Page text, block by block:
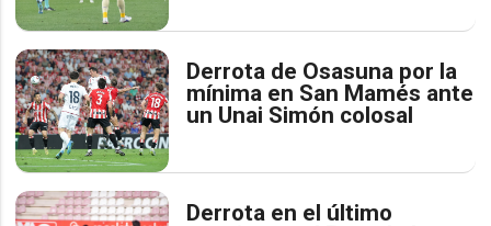
Derrota de Osasuna por la
mínima en San Mamés ante
un Unai Simón colosal
Derrota en el último